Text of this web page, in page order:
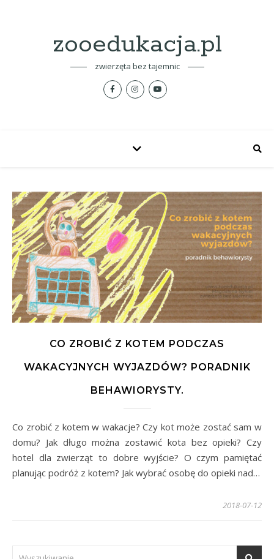
zooedukacja.pl
zwierzęta bez tajemnic
CO ZROBIĆ Z KOTEM PODCZAS
WAKACYJNYCH WYJAZDÓW? PORADNIK
BEHAWIORYSTY.
Co zrobić z kotem w wakacje? Czy kot może zostać sam w
domu? Jak długo można zostawić kota bez opieki? Czy
hotel dla zwierząt to dobre wyjście? O czym pamiętać
planując podróż z kotem? Jak wybrać osobę do opieki nad…
2018-07-12